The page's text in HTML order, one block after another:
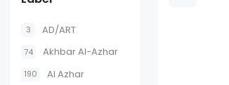
3 AD/ART
74 Akhbar Al-Azhar
190 Al Azhar